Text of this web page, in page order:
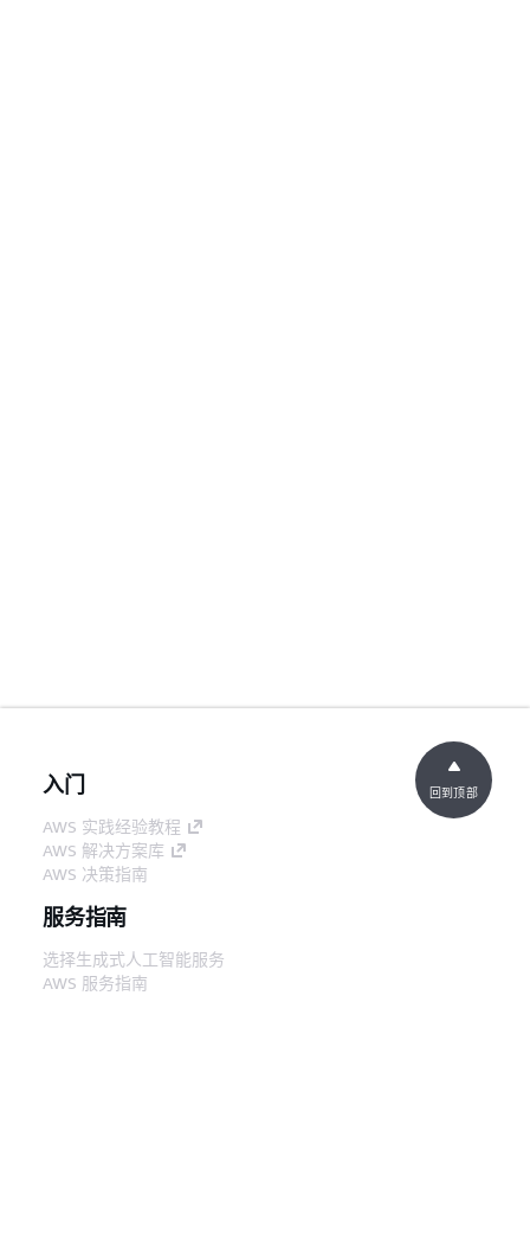
入门
AWS 实践经验教程
AWS 解决方案库
AWS 决策指南
服务指南
选择生成式人工智能服务
AWS 服务指南
回到顶部